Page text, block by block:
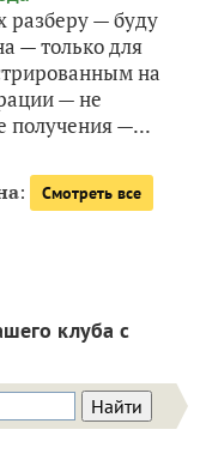
разберу — буду
— только для
на
— не
получения —...
: Смотреть все
клуба с